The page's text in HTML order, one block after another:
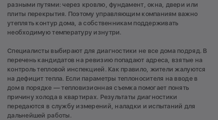
разными путями: через кровлю, фундамент, окна, двери или
плиты перекрытия. Поэтому управляющим компаниям важно
утеплять контур дома, а собственникам поддерживать
необходимую температуру изнутри.
Специалисты выбирают для диагностики не все дома подряд. В
перечень кандидатов на ревизию попадают адреса, взятые на
контроль тепловой инспекцией. Как правило, жители жалуются
на дефицит тепла. Если параметры теплоносителя на вводе в
дом в порядке — тепловизионная съемка помогает понять
причину холода в квартирах. Результаты диагностики
передаются в службу измерений, наладки и испытаний для
дальнейшей работы.